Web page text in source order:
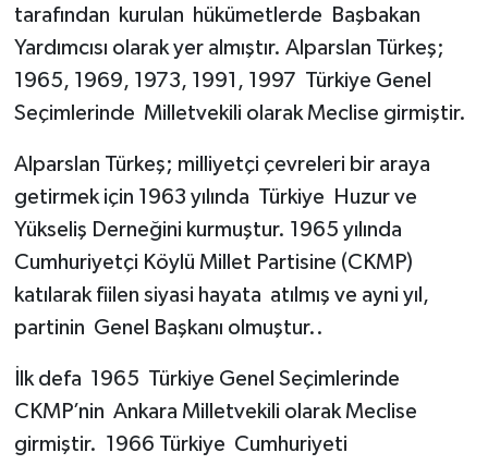
tarafından kurulan hükümetlerde Başbakan
Yardımcısı olarak yer almıştır. Alparslan Türkeş;
1965, 1969, 1973, 1991, 1997 Türkiye Genel
Seçimlerinde Milletvekili olarak Meclise girmiştir.
Alparslan Türkeş; milliyetçi çevreleri bir araya
getirmek için 1963 yılında Türkiye Huzur ve
Yükseliş Derneğini kurmuştur. 1965 yılında
Cumhuriyetçi Köylü Millet Partisine (CKMP)
katılarak fiilen siyasi hayata atılmış ve ayni yıl,
partinin Genel Başkanı olmuştur..
İlk defa 1965 Türkiye Genel Seçimlerinde
CKMP’nin Ankara Milletvekili olarak Meclise
girmiştir. 1966 Türkiye Cumhuriyeti